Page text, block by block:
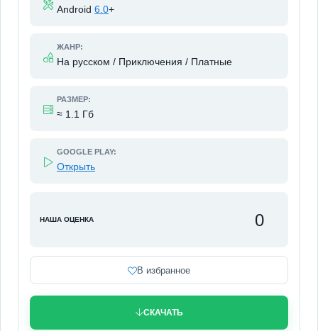
Android 6.0+
ЖАНР:
На русском / Приключения / Платные
РАЗМЕР:
≈ 1.1 Гб
GOOGLE PLAY:
Открыть
НАША ОЦЕНКА 0
В избранное
СКАЧАТЬ